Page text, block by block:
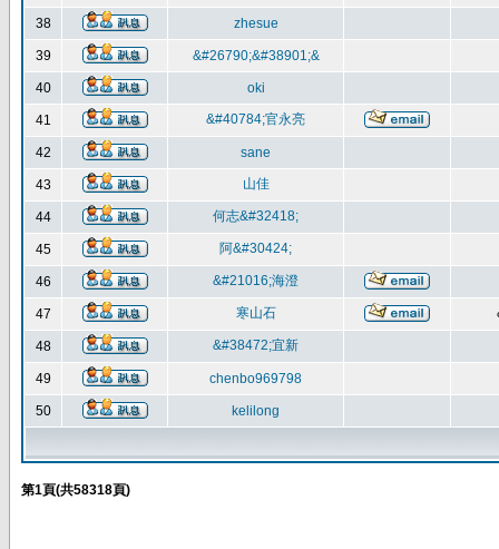
38 zhesue
39 &#26790;&#38901;&
40 oki
41 &#40784;官永亮
42 sane
43 山佳
44 何志&#32418;
45 阿&#30424;
46 &#21016;海澄
47 寒山石
48 &#38472;宜新
49 chenbo969798
50 kelilong
第1頁(共58318頁)